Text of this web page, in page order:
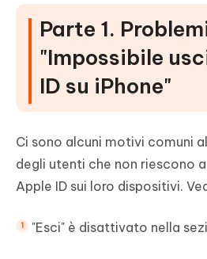
Parte 1.
"Impossibile
ID su iPhone"
Ci sono alcuni motivi comuni
degli utenti che non riescono
Apple ID sui loro dispositivi.
"Esci" è disattivato nella